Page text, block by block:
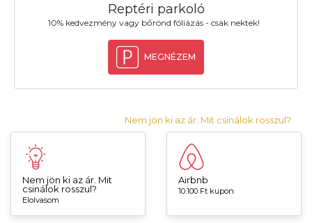
Reptéri parkoló
10% kedvezmény vagy bőrönd fóliázás - csak nektek!
MEGNÉZEM
Nem jön ki az ár. Mit csinálok rosszul?
Nem jön ki az ár. Mit
csinálok rosszul?
Elolvasom
Airbnb
10.100 Ft kupon